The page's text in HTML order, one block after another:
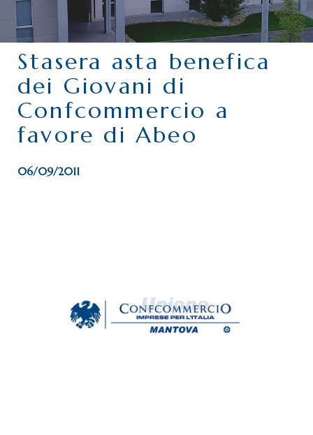
ATTIVITÀ STORICHE
PERIODICO
PERCHÉ ASSOCIARSI?
DOVE SIAMO
CONTATTI
Stasera asta benefica
dei Giovani di
Confcommercio a
favore di Abeo
06/09/2011